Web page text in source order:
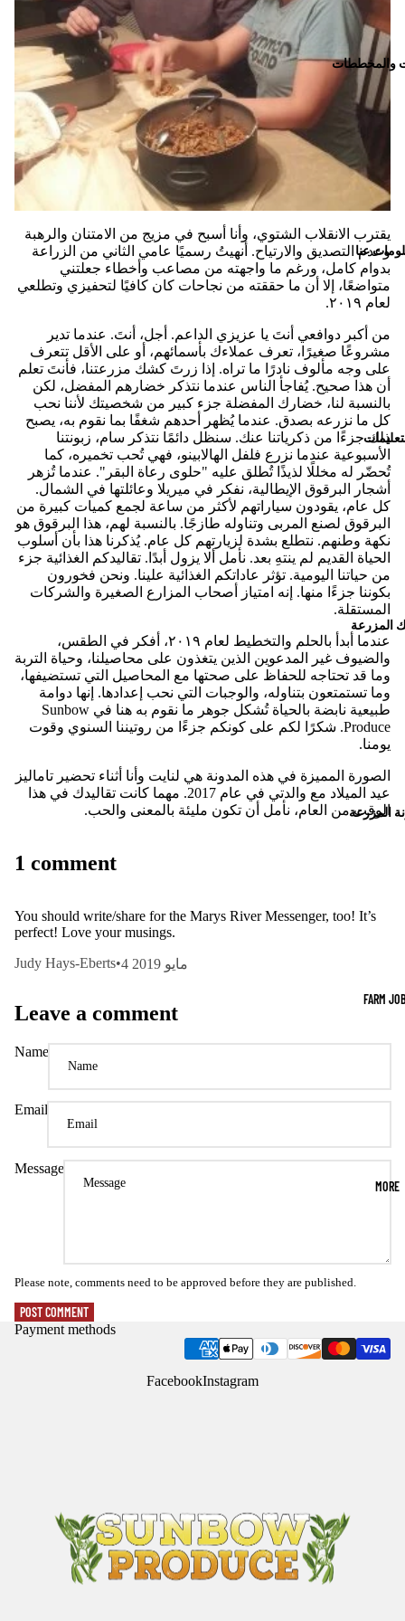
والمخططات
عنا
المزرعة
المزرعة
FARM
MORE
يقترب الانقلاب الشتوي، وأنا أسبح في مزيج من الامتنان والرهبة
وعدم التصديق والارتياح. أنهيتُ رسميًا عامي الثاني من الزراعة
بدوام كامل، ورغم ما واجهته من مصاعب وأخطاء جعلتني
متواضعًا، إلا أن ما حققته من نجاحات كان كافيًا لتحفيزي وتطلعي
لعام ٢٠١٩.
من أكبر دوافعي أنتَ يا عزيزي الداعم. أجل، أنتَ. عندما تدير
مشروعًا صغيرًا، تعرف عملاءك بأسمائهم، أو على الأقل تتعرف
على وجه مألوف نادرًا ما تراه. إذا زرتَ كشك مزرعتنا، فأنتَ تعلم
أن هذا صحيح. يُفاجأ الناس عندما نتذكر خضارهم المفضل، لكن
بالنسبة لنا، خضارك المفضلة جزء كبير من شخصيتك لأننا نحب
كل ما نزرعه بصدق. عندما يُظهر أحدهم شغفًا بما نقوم به، يصبح
ذلك جزءًا من ذكرياتنا عنك. سنظل دائمًا نتذكر سام، زبونتنا
الأسبوعية عندما نزرع فلفل الهالابينو، فهي تُحب تخميره، كما
تُحضّر له مخللًا لذيذًا تُطلق عليه "حلوى رعاة البقر". عندما تُزهر
أشجار البرقوق الإيطالية، نفكر في ميريلا وعائلتها في الشمال.
كل عام، يقودون سياراتهم لأكثر من ساعة لجمع كميات كبيرة من
البرقوق لصنع المربى وتناوله طازجًا. بالنسبة لهم، هذا البرقوق هو
نكهة وطنهم. نتطلع بشدة لزيارتهم كل عام. يُذكرنا هذا بأن أسلوب
الحياة القديم لم ينتهِ بعد. نأمل ألا يزول أبدًا. تقاليدكم الغذائية جزء
من حياتنا اليومية. تؤثر عاداتكم الغذائية علينا. ونحن فخورون
بكوننا جزءًا منها. إنه امتياز أصحاب المزارع الصغيرة والشركات
المستقلة.
عندما أبدأ بالحلم والتخطيط لعام ٢٠١٩، أفكر في الطقس،
والضيوف غير المدعوين الذين يتغذون على محاصيلنا، وحياة التربة
وما قد تحتاجه للحفاظ على صحتها مع المحاصيل التي تستضيفها،
وما تستمتعون بتناوله، والوجبات التي نحب إعدادها. إنها دوامة
طبيعية نابضة بالحياة تُشكل جوهر ما نقوم به هنا في Sunbow
Produce. شكرًا لكم على كونكم جزءًا من روتيننا السنوي وقوت
يومنا.
الصورة المميزة في هذه المدونة هي لنايت وأنا أثناء تحضير تاماليز
عيد الميلاد مع والدتي في عام 2017. مهما كانت تقاليدك في هذا
الوقت من العام، نأمل أن تكون مليئة بالمعنى والحب.
1 comment
You should write/share for the Marys River Messenger, too! It’s
perfect! Love your musings.
Judy Hays-Eberts• 4 مايو 2019
Leave a comment
Name
Email
Message
Please note, comments need to be approved before they are published.
POST COMMENT
Payment methods
FacebookInstagram